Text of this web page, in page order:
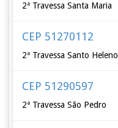
2ª Travessa Santa Maria
CEP 51270112
2ª Travessa Santo Heleno
CEP 51290597
2ª Travessa São Pedro